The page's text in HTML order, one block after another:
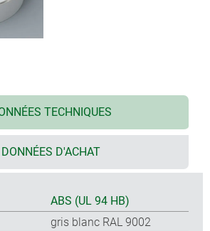
TECHNIQUES
DONNÉES D'ACHAT
ABS (UL 94 HB)
gris blanc RAL 9002